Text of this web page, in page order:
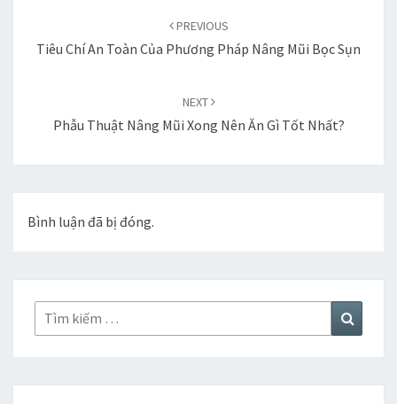
viết
PREVIOUS
Tiêu Chí An Toàn Của Phương Pháp Nâng Mũi Bọc Sụn
NEXT
Phẫu Thuật Nâng Mũi Xong Nên Ăn Gì Tốt Nhất?
Bình luận đã bị đóng.
Tìm
kiếm:
kiếm